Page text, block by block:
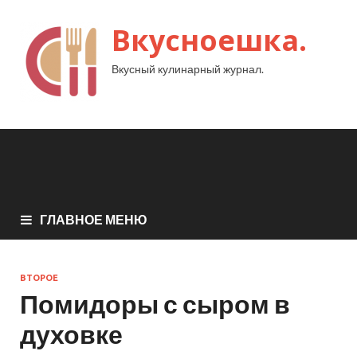
Вкусноешка.
Вкусный кулинарный журнал.
ГЛАВНОЕ МЕНЮ
ВТОРОЕ
Помидоры с сыром в
духовке